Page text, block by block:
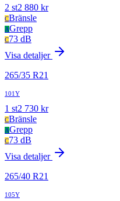
2 st2 880 kr
CBränsle
AGrepp
C73 dB
Visa detaljer
265/35 R21
101Y
1 st2 730 kr
CBränsle
AGrepp
C73 dB
Visa detaljer
265/40 R21
105Y